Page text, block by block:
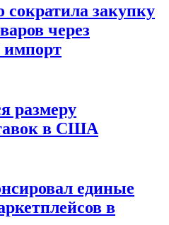
сократила закупку
через
импорт
размеру
в США
единые
в